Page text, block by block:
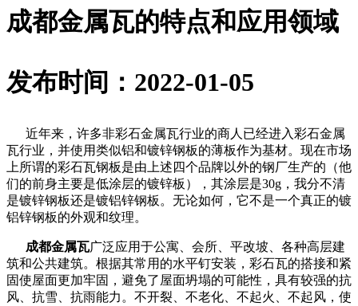
成都金属瓦的特点和应用领域
发布时间：2022-01-05
近年来，许多非彩石金属瓦行业的商人已经进入彩石金属
瓦行业，并使用类似铝和镀锌钢板的薄板作为基材。现在市场
上所谓的彩石瓦钢板是由上述四个品牌以外的钢厂生产的（他
们的前身主要是低涂层的镀锌板），其涂层是30g，我分不清
是镀锌钢板还是镀铝锌钢板。无论如何，它不是一个真正的镀
铝锌钢板的外观和纹理。
成都金属瓦广泛应用于公寓、会所、平改坡、各种高层建
筑和公共建筑。根据其常用的水平钉安装，彩石瓦的搭接和紧
固使屋面更加牢固，避免了屋面坍塌的可能性，具有较强的抗
风、抗雪、抗雨能力。不开裂、不老化、不起火、不起风，使